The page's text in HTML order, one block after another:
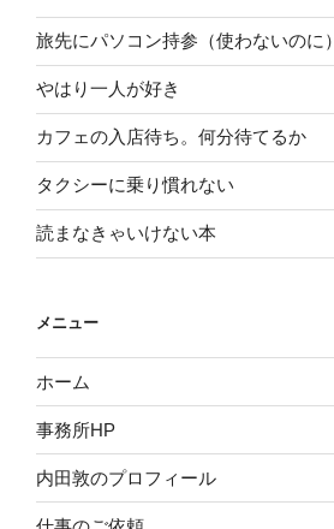
旅先にパソコン持参（使わないのに）
やはり一人が好き
カフェの入店待ち。何分待てるか
タクシーに乗り慣れない
読まなきゃいけない本
メニュー
ホーム
事務所HP
内田敦のプロフィール